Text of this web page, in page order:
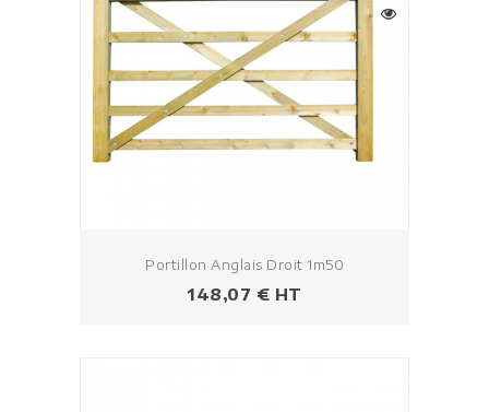
Portillon Anglais Droit 1m50
Prezzo
148,07 € HT